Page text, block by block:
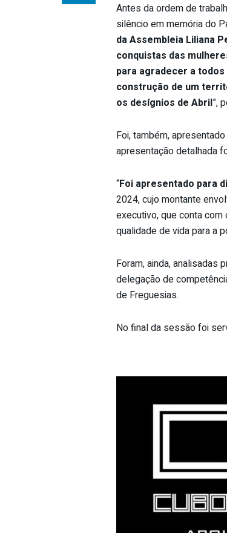
Antes da ordem de
silêncio em memória do
da Assembleia Liliana
conquistas das
para agradecer a
construção de um
os desígnios de Abril”,
Foi, também,
apresentação detalhada
“Foi apresentado para
2024, cujo montante
executivo, que conta
qualidade de vida para a
Foram, ainda,
delegação de
de Freguesias.
No final da sessão foi